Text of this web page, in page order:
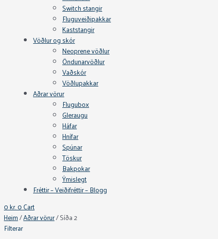
Switch stangir
Fluguveiðipakkar
Kaststangir
Vöðlur og skór
Neoprene vöðlur
Öndunarvöðlur
Vaðskór
Vöðlupakkar
Aðrar vörur
Flugubox
Gleraugu
Háfar
Hnífar
Spúnar
Töskur
Bakpokar
Ýmislegt
Fréttir – Veiðifréttir – Blogg
0kr.0Cart
Heim/Aðrar vörur/ Síða 2
Filterar